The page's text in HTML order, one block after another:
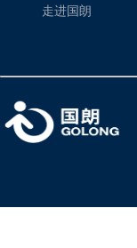
走进国朗